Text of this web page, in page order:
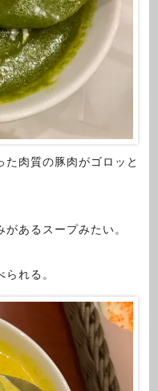
肉質の豚肉がゴロッと
あるスープみたい。
れる。